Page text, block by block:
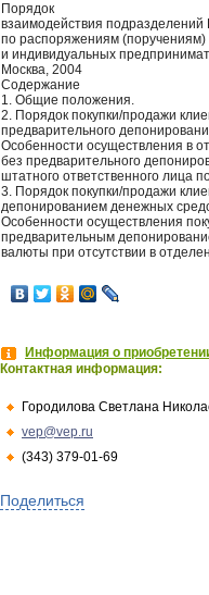
Порядок
взаимодействия
по распоряжениям (поручениям)
и индивидуальных
Москва, 2004
Содержание
1. Общие положения.
2. Порядок покупки/продажи
предварительного
Особенности осуществления в
без предварительного
штатного ответственного лица
3. Порядок покупки/продажи
депонированием денежных
Особенности осуществления
предварительным
валюты при отсутствии в
Информация о
Контактная информация:
Городилова Светлана
vep@vep.ru
(343) 379-01-69
Поделиться